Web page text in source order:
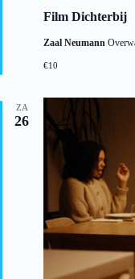
Film Dichterbij
t
e
i
h
Zaal Neumann
€10
ZA
26